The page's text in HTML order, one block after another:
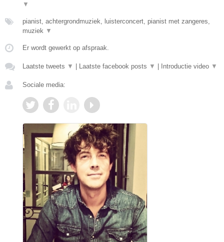
▼
pianist, achtergrondmuziek, luisterconcert, pianist met zangeres,
muziek ▼
Er wordt gewerkt op afspraak.
Laatste tweets ▼ Laatste facebook posts ▼ Introductie video ▼
Sociale media: